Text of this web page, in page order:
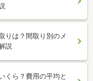
りは？間取り別のメ
説
くら？費用の平均と